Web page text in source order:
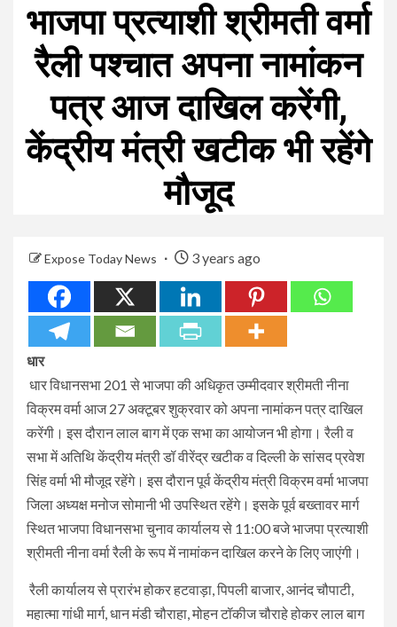
भाजपा प्रत्याशी श्रीमती वर्मा
रैली पश्चात अपना नामांकन
पत्र आज दाखिल करेंगी,
केंद्रीय मंत्री खटीक भी रहेंगे
मौजूद
Expose Today News 3 years ago
धार
धार विधानसभा 201 से भाजपा की अधिकृत उम्मीदवार श्रीमती नीना
विक्रम वर्मा आज 27 अक्टूबर शुक्रवार को अपना नामांकन पत्र दाखिल
करेंगी। इस दौरान लाल बाग में एक सभा का आयोजन भी होगा। रैली व
सभा में अतिथि केंद्रीय मंत्री डॉ वीरेंद्र खटीक व दिल्ली के सांसद प्रवेश
सिंह वर्मा भी मौजूद रहेंगे। इस दौरान पूर्व केंद्रीय मंत्री विक्रम वर्मा भाजपा
जिला अध्यक्ष मनोज सोमानी भी उपस्थित रहेंगे। इसके पूर्व बख्तावर मार्ग
स्थित भाजपा विधानसभा चुनाव कार्यालय से 11:00 बजे भाजपा प्रत्याशी
श्रीमती नीना वर्मा रैली के रूप में नामांकन दाखिल करने के लिए जाएंगी।
रैली कार्यालय से प्रारंभ होकर हटवाड़ा, पिपली बाजार, आनंद चौपाटी,
महात्मा गांधी मार्ग, धान मंडी चौराहा, मोहन टॉकीज चौराहे होकर लाल बाग